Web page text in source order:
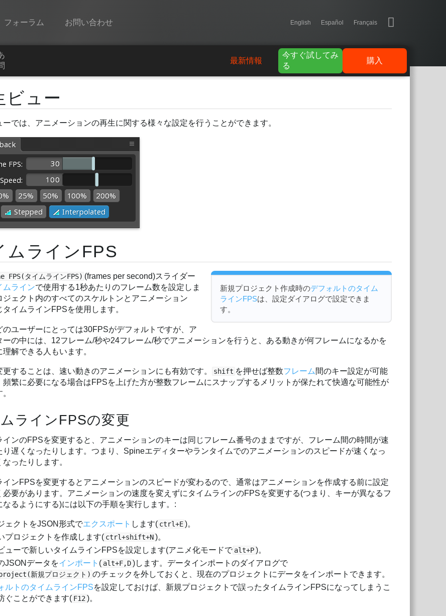
フォーラム お問い合わせ English Español Français
ランタイム
よくある質問
今すぐ試してみる
購入
購入
今すぐ試してみ
る
最新情報
ビュー
ーでは、アニメーションの再生に関する様々な設定を行うことができます。
ムラインFPS
新規プロジェクト作成時のデフォルトのタイム
ラインFPSは、設定ダイアログで設定できま
す。
FPS(タイムラインFPS) (frames per second)スライダー
ムラインで使用する1秒あたりのフレーム数を設定しま
ジェクト内のすべてのスケルトンとアニメーション
タイムラインFPSを使用します。
のユーザーにとっては30FPSがデフォルトですが、ア
ーの中には、12フレーム/秒や24フレーム/秒でアニメーションを行うと、ある動きが何フレームになるかを
理解できる人もいます。
更することは、速い動きのアニメーションにも有効です。 shift を押せば整数フレーム 間のキー設定が可能
頻繁に必要になる場合はFPSを上げた方が整数フレームにスナップするメリットが保たれて快適な可能性が
ラインFPSの変更
インのFPSを変更すると、アニメーションのキーは同じフレーム番号のままですが、フレーム間の時間が速
り遅くなったりします。つまり、Spineエディターやランタイムでのアニメーションのスピードが速くなっ
なったりします。
インFPSを変更するとアニメーションのスピードが変わるので、通常はアニメーションを作成する前に設定
必要があります。アニメーションの速度を変えずにタイムラインのFPSを変更する(つまり、キーが異なるフ
なるようにする)には以下の手順を実行します。:
ェクトをJSON形式でエクスポート します( ctrl+E )。
プロジェクトを作成します( ctrl+shift+N )。
ューで新しいタイムラインFPSを設定します(アニメ化モードで alt+P )。
JSONデータをインポート ( alt+F,D )します。データインポートのダイアログで
新規プロジェクト) のチェックを外しておくと、現在のプロジェクトにデータをインポートできます。
ルトのタイムラインFPSを設定しておけば、新規プロジェクトで誤ったタイムラインFPSになってしまうこ
ぐことができます( F12 )。